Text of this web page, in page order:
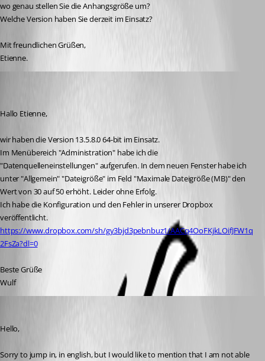
wo genau stellen Sie die Anhangsgröße um?
Welche Version haben Sie derzeit im Einsatz?
Mit freundlichen Grüßen,
Etienne.
Hallo Etienne,
wir haben die Version 13.5.8.0 64-bit im Einsatz.
Im Menübereich "Administration" habe ich die
"Datenquelleneinstellungen" aufgerufen. In dem neuen Fenster habe ich
unter "Allgemein" "Dateigröße" im Feld "Maximale Dateigröße (MB)" den
Wert von 30 auf 50 erhöht. Leider ohne Erfolg.
Ich habe die Konfiguration und den Fehler in unserer Dropbox
veröffentlicht.
https://www.dropbox.com/sh/gy3bjd3pebnbuz1/AACq4OoFKjkLOifJFW1q
2FsZa?dl=0
Beste Grüße
Wulf
Hello,
Sorry to jump in, in english, but I would like to mention that I am not able